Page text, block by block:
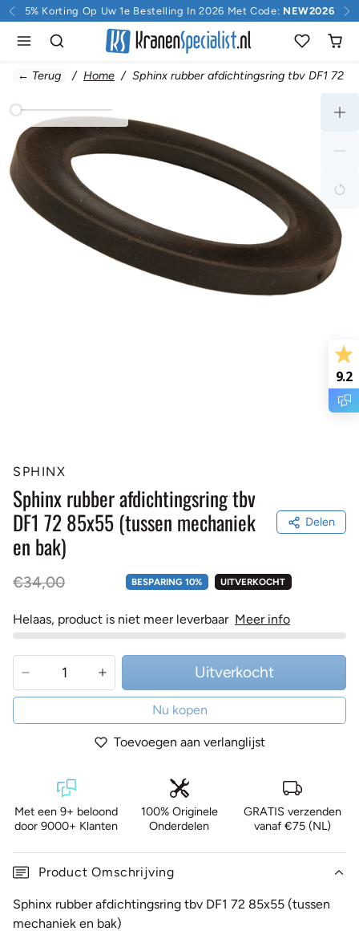
Doorgaan naar inhoud
5% Korting Op Uw 1e Bestelling In 2026 Met Code: NEW2026
← Terug Home Sphinx rubber afdichtingsring tbv DF1 72
SPHINX
Sphinx rubber afdichtingsring tbv
DF1 72 85x55 (tussen mechaniek
en bak)
Delen
Bruto prijs
€34,00 BESPARING 10% UITVERKOCHT
Helaas, product is niet meer leverbaar Meer info
Uitverkocht
Nu kopen
Toevoegen aan verlanglijst
Met een 9+ beloond
door 9000+ Klanten
100% Originele
Onderdelen
GRATIS verzenden
vanaf €75 (NL)
Product Omschrijving
Sphinx rubber afdichtingsring tbv DF1 72 85x55 (tussen
mechaniek en bak)
9.2